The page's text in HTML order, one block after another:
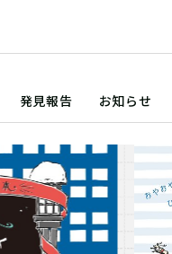
発見報告 お知らせ